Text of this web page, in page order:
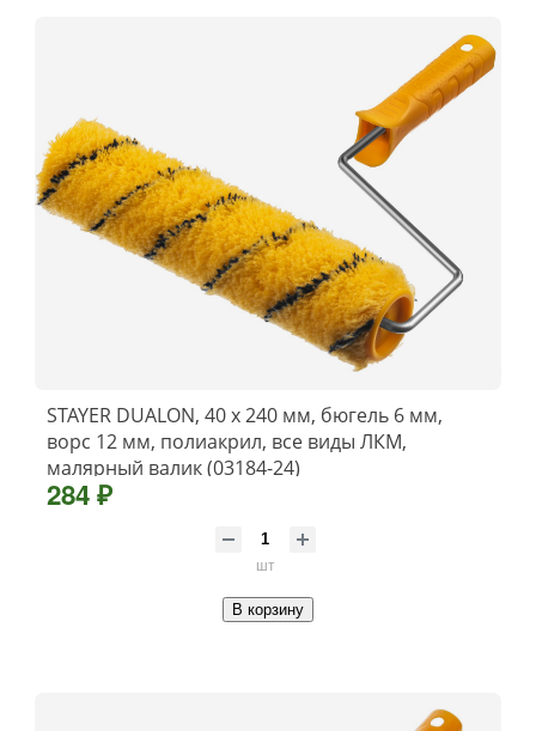
STAYER DUALON, 40 х 240 мм, бюгель 6 мм,
ворс 12 мм, полиакрил, все виды ЛКМ,
малярный валик (03184-24)
284 ₽
шт
В корзину